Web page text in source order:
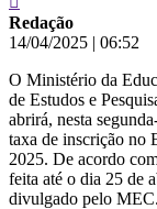
Redação
14/04/2025 | 06:52
O Ministério da
de Estudos e
abrirá, nesta
taxa de inscrição no
2025. De acordo
feita até o dia 25 de
divulgado pelo